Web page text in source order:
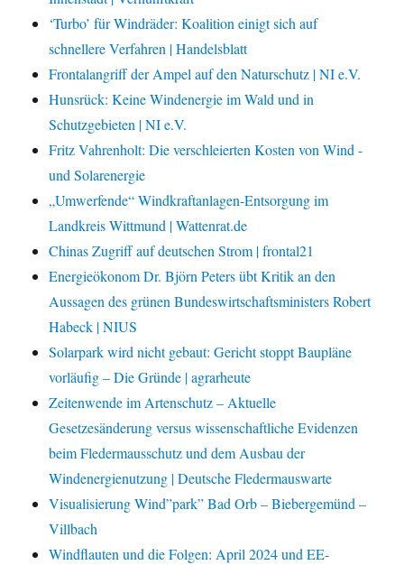
‘Turbo’ für Windräder: Koalition einigt sich auf
schnellere Verfahren | Handelsblatt
Frontalangriff der Ampel auf den Naturschutz | NI e.V.
Hunsrück: Keine Windenergie im Wald und in
Schutzgebieten | NI e.V.
Fritz Vahrenholt: Die verschleierten Kosten von Wind -
und Solarenergie
„Umwerfende“ Windkraftanlagen-Entsorgung im
Landkreis Wittmund | Wattenrat.de
Chinas Zugriff auf deutschen Strom | frontal21
Energieökonom Dr. Björn Peters übt Kritik an den
Aussagen des grünen Bundeswirtschaftsministers Robert
Habeck | NIUS
Solarpark wird nicht gebaut: Gericht stoppt Baupläne
vorläufig – Die Gründe | agrarheute
Zeitenwende im Artenschutz – Aktuelle
Gesetzesänderung versus wissenschaftliche Evidenzen
beim Fledermausschutz und dem Ausbau der
Windenergienutzung | Deutsche Fledermauswarte
Visualisierung Wind”park” Bad Orb – Biebergemünd –
Villbach
Windflauten und die Folgen: April 2024 und EE-